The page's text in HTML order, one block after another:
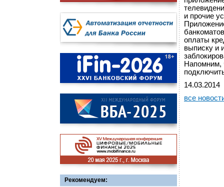
Рекомендуем:
и прочие
оплаты
выписку и
Напомним,
14.03.2014
все